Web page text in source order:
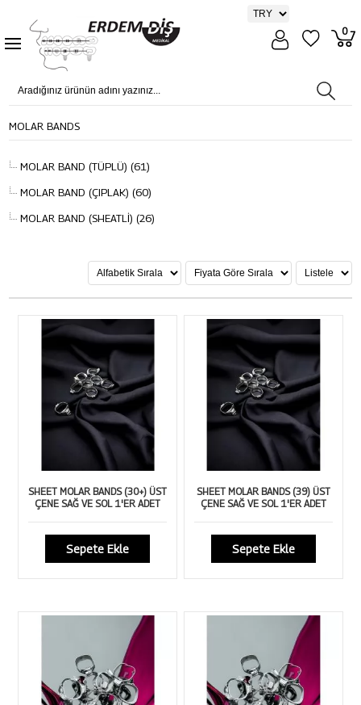
0
MOLAR BANDS
MOLAR BAND (TÜPLÜ) (61)
MOLAR BAND (ÇIPLAK) (60)
MOLAR BAND (SHEATLİ) (26)
SHEET MOLAR BANDS (30+) ÜST
ÇENE SAĞ VE SOL 1'ER ADET
Sepete Ekle
SHEET MOLAR BANDS (39) ÜST
ÇENE SAĞ VE SOL 1'ER ADET
Sepete Ekle